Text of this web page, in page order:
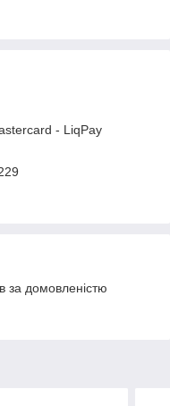
- LiqPay
за домовленістю